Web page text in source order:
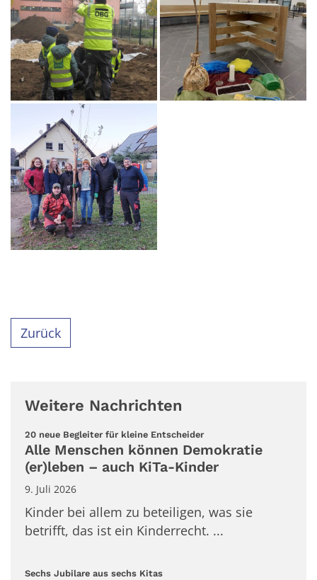
Zurück
Weitere Nachrichten
20 neue Begleiter für kleine Entscheider:
Alle Menschen können Demokratie
(er)leben – auch KiTa-Kinder
9. Juli 2026
Kinder bei allem zu beteiligen, was sie
betrifft, das ist ein Kinderrecht. ...
Sechs Jubilare aus sechs Kitas: